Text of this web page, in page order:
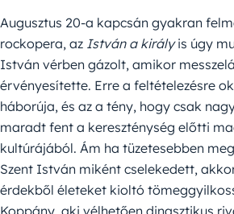
Augusztus 20-a kapcsán gyakran
rockopera, az István a királyis úgy
István vérben gázolt, amikor
érvényesítette. Erre a feltételezésre
háborúja, és az a tény, hogy csak
maradt fent a kereszténység előtti
kultúrájából. Ám ha tüzetesebben
Szent István miként cselekedett,
érdekből életeket kioltó
Koppány, aki vélhetően dinasztikus